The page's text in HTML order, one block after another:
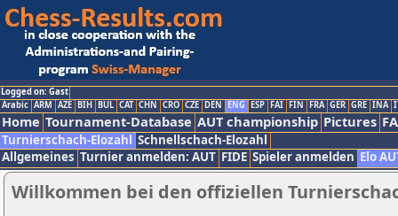
Logged on: Gast
Arabic ARM AZE BIH BUL CAT CHN CRO CZE DEN ENG ESP FAI FIN FRA GER GRE INA
Home Tournament-Database AUT championship Pictures
Turnierschach-Elozahl Schnellschach-Elozahl
Allgemeines Turnier anmelden: AUT FIDE Spieler anmelden Elo
Willkommen bei den offiziellen